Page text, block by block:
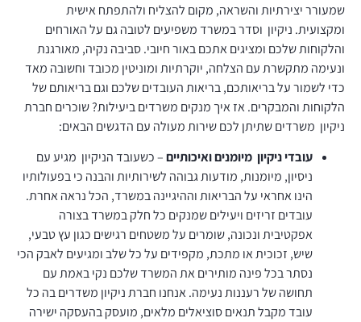
שמעורר יצירתיות והשראה, מקום להצליח ולהתפתח אישית
ומקצועית. ניקיון וסדר במשרד משפיעים לטובה גם על האורחים
והלקוחות שלכם ומציגים אתכם באור חיובי. סביבה נקיה, מאורגנת
ונעימה מתקשרת עם הצלחה, יוקרתיות ומוניטין מכובד וחשובה מאד
כדי לשמור על בריאותכם, בריאות העובדים שלכם וגם בריאותם של
הלקוחות והמבקרים. אז איך מנקים משרדים ביעילות? שוכרים חברת
ניקיון משרדים שתיתן לכם שירות מעולה עם הדגשים הבאים:
עובדי ניקיון מיומנים ואיכותיים– כשעובד הניקיון מגיע עם
ניסיון, מיומנות, מודעות גבוהה לשירותיות והבנה כי בפעולותיו
הינו אחראי על הבריאות וההיגיינה במשרד, הכל נראה אחרת.
עובדים זריזים ויעילים שמנקים כל חלק במשרד בצורה
אפקטיבית ונכונה, שומרים על משטחים רגישים כגון עץ טבעי,
שיש, זכוכית או מתכת, מקפידים על כל שלב ומגיעים לאבק הכי
נסתר בכל פינה מותירים את המשרד שלכם נקי באמת עם
תחושה של רעננות נעימה. אנחנו חברת ניקיון משדרים בה כל
עובד מקבל תנאים סוציאלים מלאים, מועסק בהעסקה ישירה